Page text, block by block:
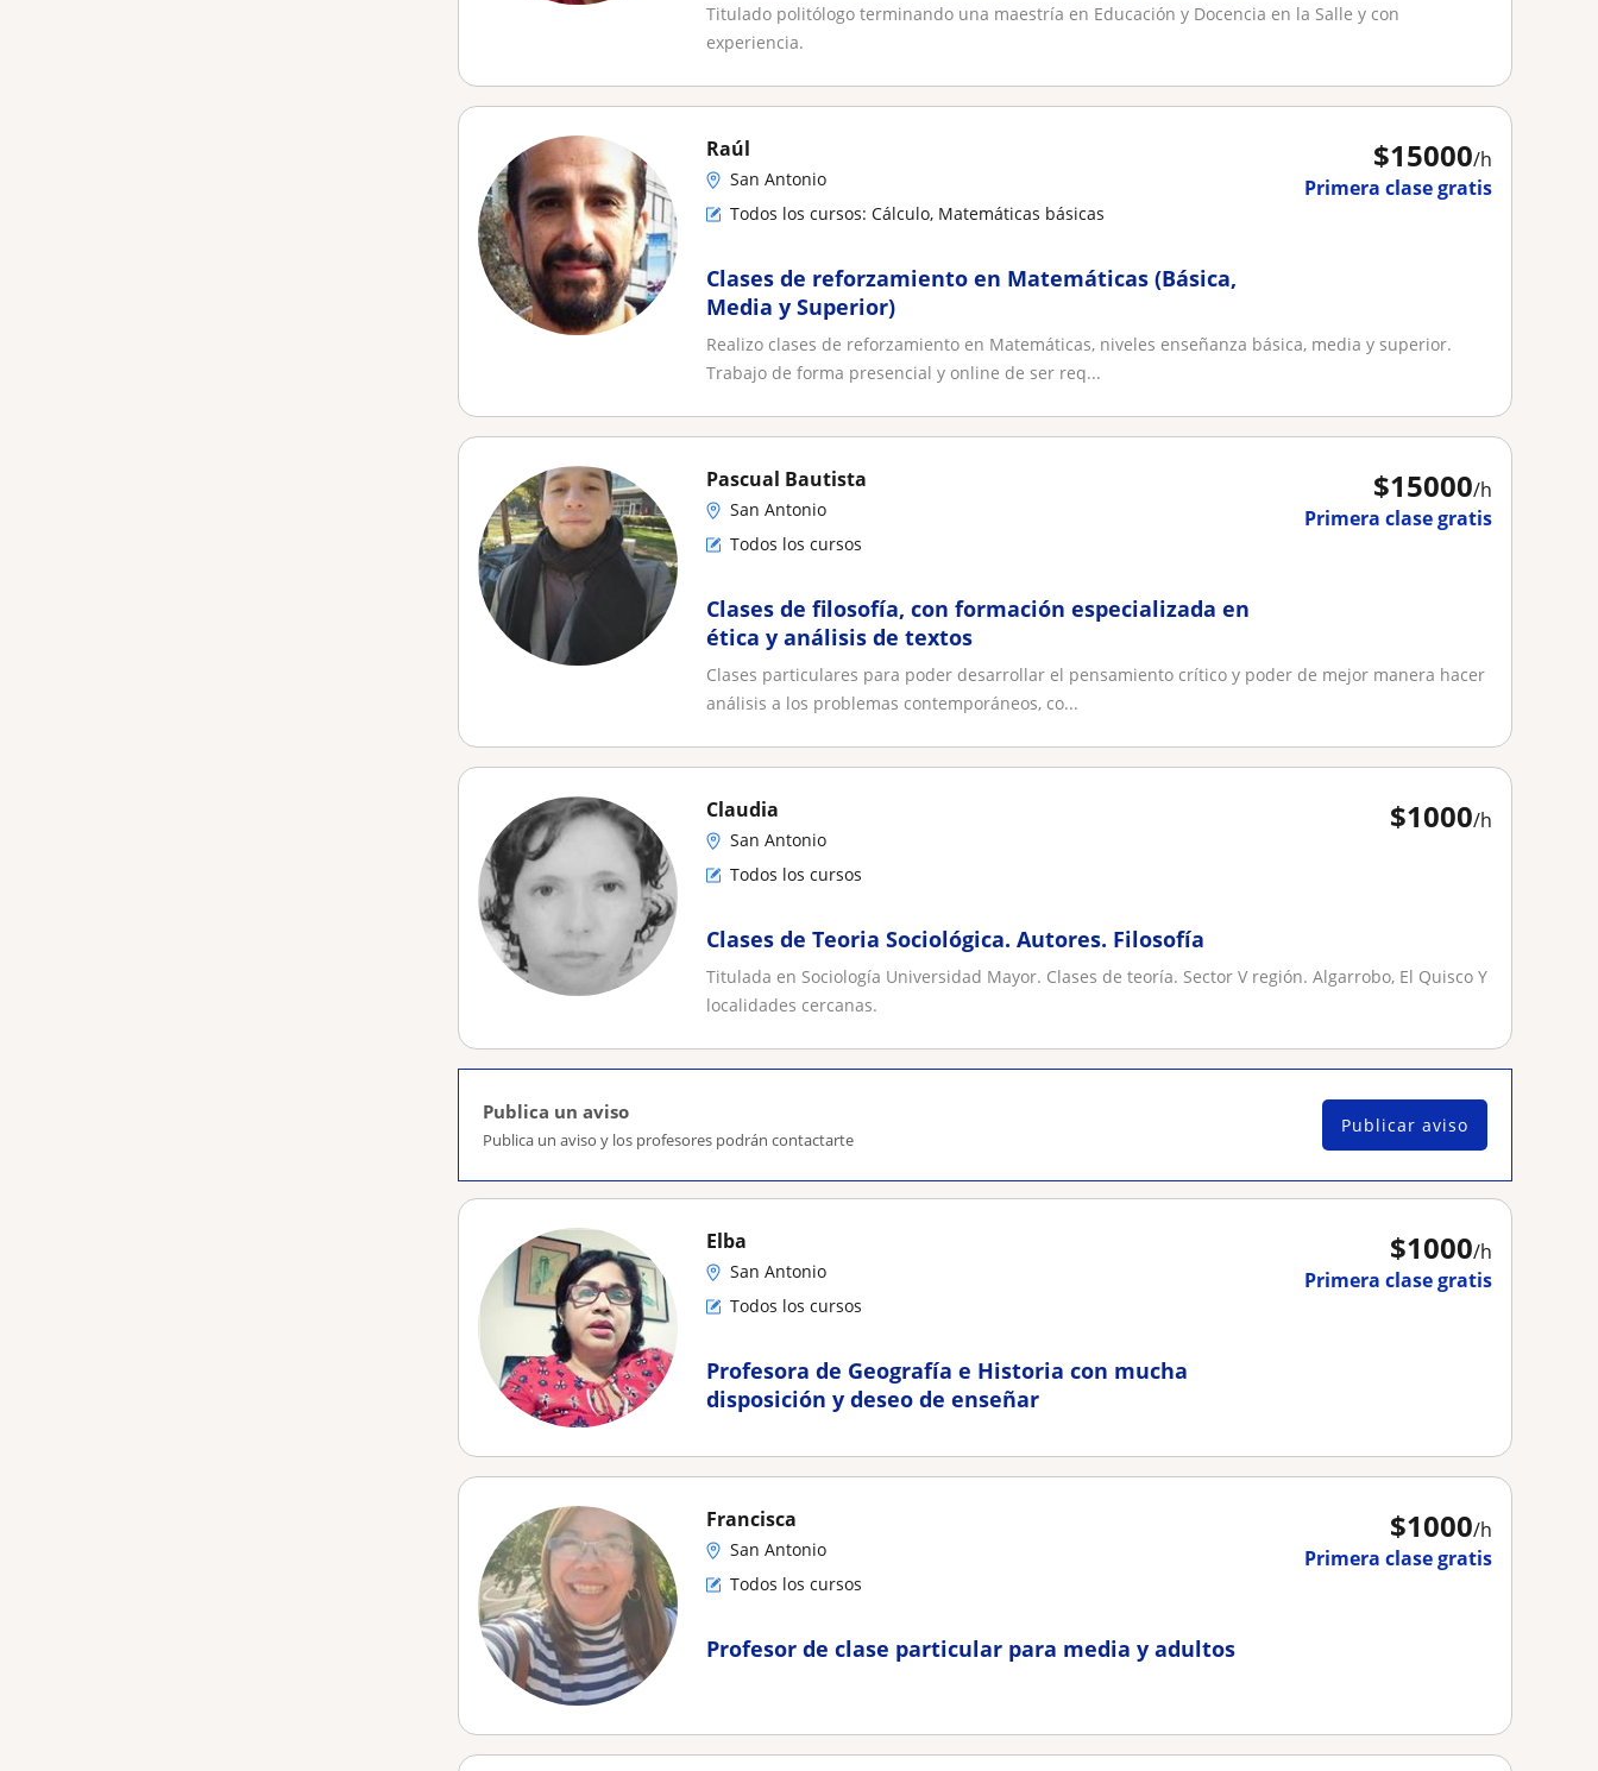
Titulado politólogo terminando una maestría en Educación y Docencia en la Salle y con
experiencia.
$15000/h
Primera clase gratis
Raúl
San Antonio
Todos los cursos: Cálculo, Matemáticas básicas
Clases de reforzamiento en Matemáticas (Básica,
Media y Superior)
Realizo clases de reforzamiento en Matemáticas, niveles enseñanza básica, media y superior.
Trabajo de forma presencial y online de ser req...
$15000/h
Primera clase gratis
Pascual Bautista
San Antonio
Todos los cursos
Clases de filosofía, con formación especializada en
ética y análisis de textos
Clases particulares para poder desarrollar el pensamiento crítico y poder de mejor manera hacer
análisis a los problemas contemporáneos, co...
$1000/h
Claudia
San Antonio
Todos los cursos
Clases de Teoria Sociológica. Autores. Filosofía
Titulada en Sociología Universidad Mayor. Clases de teoría. Sector V región. Algarrobo, El Quisco Y
localidades cercanas.
Publica un aviso
Publica un aviso y los profesores podrán contactarte
Publicar aviso
$1000/h
Primera clase gratis
Elba
San Antonio
Todos los cursos
Profesora de Geografía e Historia con mucha
disposición y deseo de enseñar
$1000/h
Primera clase gratis
Francisca
San Antonio
Todos los cursos
Profesor de clase particular para media y adultos